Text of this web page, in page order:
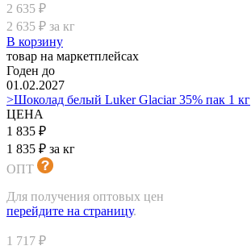
2 635 ₽
2 635 ₽ за кг
В корзину
товар на маркетплейсах
Годен до
01.02.2027
>Шоколад белый Luker Glaciar 35% пак 1 кг
ЦЕНА
1 835 ₽
1 835 ₽ за кг
ОПТ
Для получения оптовых цен
перейдите на страницу.
1 717 ₽